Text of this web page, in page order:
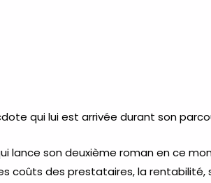
qui lui est arrivée durant son
lance son deuxième roman en ce
coûts des prestataires, la rentabilité,